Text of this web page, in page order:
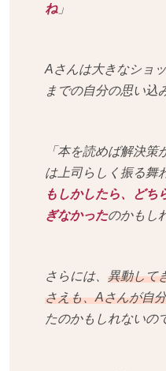
ね」
Aさんは大きなショ
までの自分の思い込
「本を読めば解決
は上司らしく振る
もしかしたら、どち
ぎなかったのかもし
さらには、 異動して
さえも、Aさんが自
たのかもしれないの